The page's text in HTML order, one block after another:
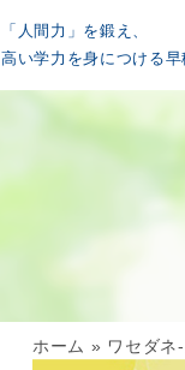
「人間力」を鍛え、
高い学力を身につける早
ホーム » ワセダネ